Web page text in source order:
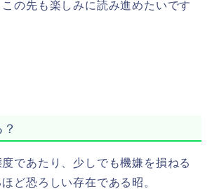
の先も楽しみに読み進めたいです
であたり、少しでも機嫌を損ねる
ど恐ろしい存在である昭。